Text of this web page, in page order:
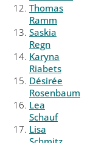
Thomas
Ramm
Saskia
Regn
Karyna
Riabets
Désirée
Rosenbaum
Lea
Schauf
Lisa